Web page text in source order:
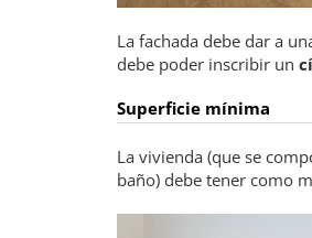
La fachada debe dar a
debe poder inscribir un
Superficie mínima
La vivienda (que se
baño) debe tener como